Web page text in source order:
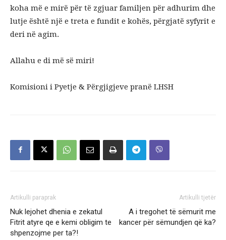
koha më e mirë për të zgjuar familjen për adhurim dhe
lutje është një e treta e fundit e kohës, përgjatë syfyrit e
deri në agim.
Allahu e di më së miri!
Komisioni i Pyetje & Përgjigjeve pranë LHSH
Artikulli paraprak
Nuk lejohet dhenia e zekatul
Fitrit atyre qe e kemi obligim te
shpenzojme per ta?!
Artikulli tjetër
A i tregohet të sëmurit me
kancer për sëmundjen që ka?